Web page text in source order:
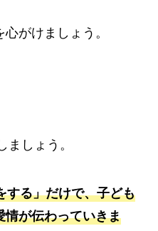
がけましょう。
ましょう。
する」だけで、子ども
情が伝わっていきま